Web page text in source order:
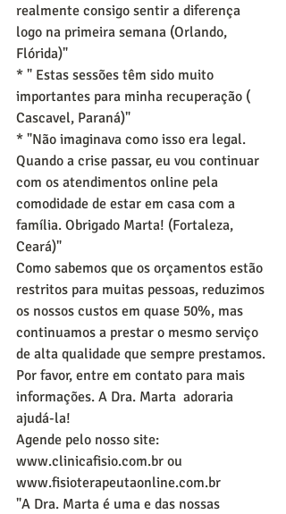
realmente consigo sentir a diferença
logo na primeira semana (Orlando,
Flórida)"
* " Estas sessões têm sido muito
importantes para minha recuperação (
Cascavel, Paraná)"
* "Não imaginava como isso era legal.
Quando a crise passar, eu vou continuar
com os atendimentos online pela
comodidade de estar em casa com a
família. Obrigado Marta! (Fortaleza,
Ceará)"
Como sabemos que os orçamentos estão
restritos para muitas pessoas, reduzimos
os nossos custos em quase 50%, mas
continuamos a prestar o mesmo serviço
de alta qualidade que sempre prestamos.
Por favor, entre em contato para mais
informações. A Dra. Marta  adoraria
ajudá-la!
Agende pelo nosso site:
www.clinicafisio.com.br ou
www.fisioterapeutaonline.com.br
"A Dra. Marta é uma e das nossas